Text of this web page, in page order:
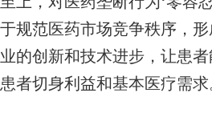
于规范医药市场竞争秩序，
业的创新和技术进步，让患
患者切身利益和基本医疗需求